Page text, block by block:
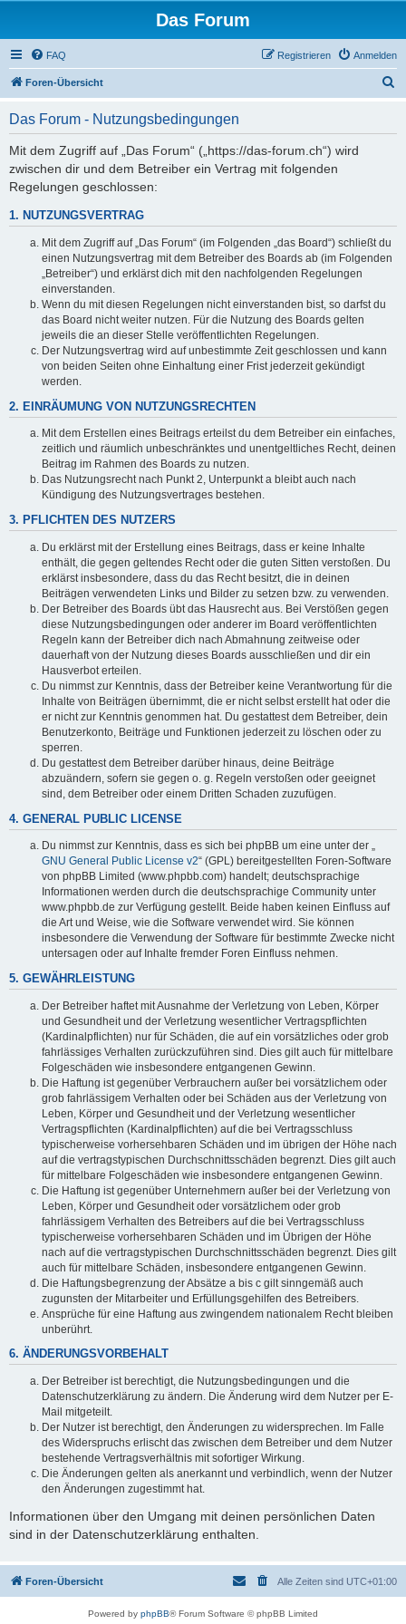
Das Forum
FAQ Anmelden
Registrieren
Foren-Übersicht
Das Forum - Nutzungsbedingungen
Mit dem Zugriff auf „Das Forum“ („https://das-forum.ch“) wird
zwischen dir und dem Betreiber ein Vertrag mit folgenden
Regelungen geschlossen:
1. NUTZUNGSVERTRAG
Mit dem Zugriff auf „Das Forum“ (im Folgenden „das Board“) schließt du
einen Nutzungsvertrag mit dem Betreiber des Boards ab (im Folgenden
„Betreiber“) und erklärst dich mit den nachfolgenden Regelungen
einverstanden.
Wenn du mit diesen Regelungen nicht einverstanden bist, so darfst du
das Board nicht weiter nutzen. Für die Nutzung des Boards gelten
jeweils die an dieser Stelle veröffentlichten Regelungen.
Der Nutzungsvertrag wird auf unbestimmte Zeit geschlossen und kann
von beiden Seiten ohne Einhaltung einer Frist jederzeit gekündigt
werden.
2. EINRÄUMUNG VON NUTZUNGSRECHTEN
Mit dem Erstellen eines Beitrags erteilst du dem Betreiber ein einfaches,
zeitlich und räumlich unbeschränktes und unentgeltliches Recht, deinen
Beitrag im Rahmen des Boards zu nutzen.
Das Nutzungsrecht nach Punkt 2, Unterpunkt a bleibt auch nach
Kündigung des Nutzungsvertrages bestehen.
3. PFLICHTEN DES NUTZERS
Du erklärst mit der Erstellung eines Beitrags, dass er keine Inhalte
enthält, die gegen geltendes Recht oder die guten Sitten verstoßen. Du
erklärst insbesondere, dass du das Recht besitzt, die in deinen
Beiträgen verwendeten Links und Bilder zu setzen bzw. zu verwenden.
Der Betreiber des Boards übt das Hausrecht aus. Bei Verstößen gegen
diese Nutzungsbedingungen oder anderer im Board veröffentlichten
Regeln kann der Betreiber dich nach Abmahnung zeitweise oder
dauerhaft von der Nutzung dieses Boards ausschließen und dir ein
Hausverbot erteilen.
Du nimmst zur Kenntnis, dass der Betreiber keine Verantwortung für die
Inhalte von Beiträgen übernimmt, die er nicht selbst erstellt hat oder die
er nicht zur Kenntnis genommen hat. Du gestattest dem Betreiber, dein
Benutzerkonto, Beiträge und Funktionen jederzeit zu löschen oder zu
sperren.
Du gestattest dem Betreiber darüber hinaus, deine Beiträge
abzuändern, sofern sie gegen o. g. Regeln verstoßen oder geeignet
sind, dem Betreiber oder einem Dritten Schaden zuzufügen.
4. GENERAL PUBLIC LICENSE
Du nimmst zur Kenntnis, dass es sich bei phpBB um eine unter der „
GNU General Public License v2“ (GPL) bereitgestellten Foren-Software
von phpBB Limited (www.phpbb.com) handelt; deutschsprachige
Informationen werden durch die deutschsprachige Community unter
www.phpbb.de zur Verfügung gestellt. Beide haben keinen Einfluss auf
die Art und Weise, wie die Software verwendet wird. Sie können
insbesondere die Verwendung der Software für bestimmte Zwecke nicht
untersagen oder auf Inhalte fremder Foren Einfluss nehmen.
5. GEWÄHRLEISTUNG
Der Betreiber haftet mit Ausnahme der Verletzung von Leben, Körper
und Gesundheit und der Verletzung wesentlicher Vertragspflichten
(Kardinalpflichten) nur für Schäden, die auf ein vorsätzliches oder grob
fahrlässiges Verhalten zurückzuführen sind. Dies gilt auch für mittelbare
Folgeschäden wie insbesondere entgangenen Gewinn.
Die Haftung ist gegenüber Verbrauchern außer bei vorsätzlichem oder
grob fahrlässigem Verhalten oder bei Schäden aus der Verletzung von
Leben, Körper und Gesundheit und der Verletzung wesentlicher
Vertragspflichten (Kardinalpflichten) auf die bei Vertragsschluss
typischerweise vorhersehbaren Schäden und im übrigen der Höhe nach
auf die vertragstypischen Durchschnittsschäden begrenzt. Dies gilt auch
für mittelbare Folgeschäden wie insbesondere entgangenen Gewinn.
Die Haftung ist gegenüber Unternehmern außer bei der Verletzung von
Leben, Körper und Gesundheit oder vorsätzlichem oder grob
fahrlässigem Verhalten des Betreibers auf die bei Vertragsschluss
typischerweise vorhersehbaren Schäden und im Übrigen der Höhe
nach auf die vertragstypischen Durchschnittsschäden begrenzt. Dies gilt
auch für mittelbare Schäden, insbesondere entgangenen Gewinn.
Die Haftungsbegrenzung der Absätze a bis c gilt sinngemäß auch
zugunsten der Mitarbeiter und Erfüllungsgehilfen des Betreibers.
Ansprüche für eine Haftung aus zwingendem nationalem Recht bleiben
unberührt.
6. ÄNDERUNGSVORBEHALT
Der Betreiber ist berechtigt, die Nutzungsbedingungen und die
Datenschutzerklärung zu ändern. Die Änderung wird dem Nutzer per E-
Mail mitgeteilt.
Der Nutzer ist berechtigt, den Änderungen zu widersprechen. Im Falle
des Widerspruchs erlischt das zwischen dem Betreiber und dem Nutzer
bestehende Vertragsverhältnis mit sofortiger Wirkung.
Die Änderungen gelten als anerkannt und verbindlich, wenn der Nutzer
den Änderungen zugestimmt hat.
Informationen über den Umgang mit deinen persönlichen Daten
sind in der Datenschutzerklärung enthalten.
Foren-Übersicht Alle Zeiten sind UTC+01:00
Powered by phpBB® Forum Software © phpBB Limited